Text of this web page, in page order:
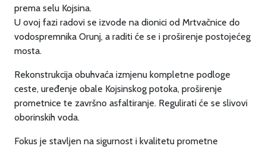
prema selu Kojsina.
U ovoj fazi radovi se izvode na dionici od Mrtvačnice do
vodospremnika Orunj, a raditi će se i proširenje postojećeg
mosta.
Rekonstrukcija obuhvaća izmjenu kompletne podloge
ceste, uređenje obale Kojsinskog potoka, proširenje
prometnice te završno asfaltiranje. Regulirati će se slivovi
oborinskih voda.
Fokus je stavljen na sigurnost i kvalitetu prometne